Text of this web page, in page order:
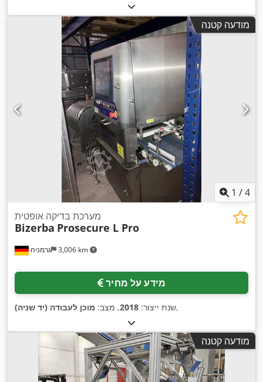
מודעה קטנה
1 /4
גרמניה 3,006 km
מערכת בדיקה אופטית
Bizerba Prosecure L Pro
מידע על מחיר
שנת ייצור: 2018, מצב: מוכן לעבודה (יד שניה) ,
מודעה קטנה